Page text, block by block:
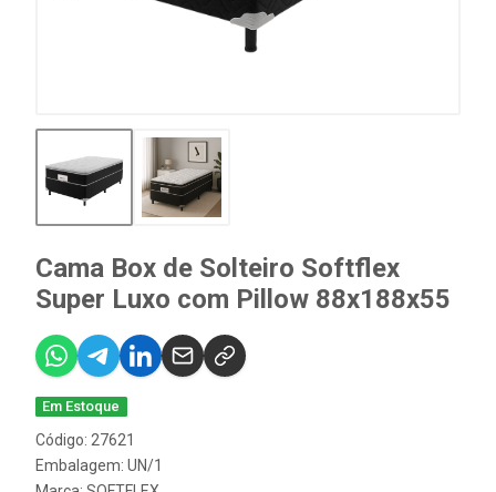
Cama Box de Solteiro Softflex
Super Luxo com Pillow 88x188x55
Em Estoque
Código: 27621
Embalagem: UN/1